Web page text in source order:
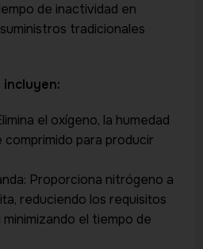
de inactividad en
tradicionales
el oxígeno, la humedad
para producir
Proporciona nitrógeno a
reduciendo los requisitos
el tiempo de